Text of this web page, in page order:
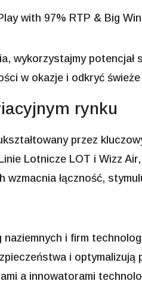
wykorzystajmy potencjał
w okazje i odkryć
rynku
przez
Lotnicze LOT i Wizz
łączność,
i firm
i
a innowatorami